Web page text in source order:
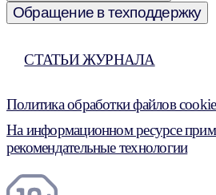
Обращение в техподдержку
СТАТЬИ ЖУРНАЛА
Политика обработки файлов cookie
На информационном ресурсе
рекомендательные технологии